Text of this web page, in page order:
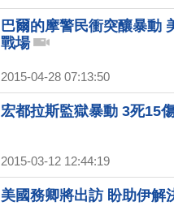
巴爾的摩警民衝突釀暴動
戰場
2015-04-28 07:13:50
宏都拉斯監獄暴動 3死15
2015-03-12 12:44:19
美國務卿將出訪 盼助伊解